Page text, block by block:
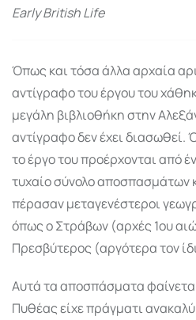
Early British Life
Όπως και τόσα άλλα αρχαία
αντίγραφο του έργου του
μεγάλη βιβλιοθήκη στην
αντίγραφο δεν έχει διασωθεί.
το έργο του προέρχονται από
τυχαίο σύνολο
πέρασαν μεταγενέστεροι
όπως ο Στράβων (αρχές 1ου
Πρεσβύτερος (αργότερα τον
Αυτά τα αποσπάσματα
Πυθέας είχε πράγματι